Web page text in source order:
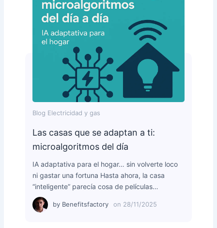
Blog Electricidad y gas
Las casas que se adaptan a ti:
microalgoritmos del día
IA adaptativa para el hogar… sin volverte loco
ni gastar una fortuna Hasta ahora, la casa
“inteligente” parecía cosa de películas…
by Benefitsfactory on 28/11/2025